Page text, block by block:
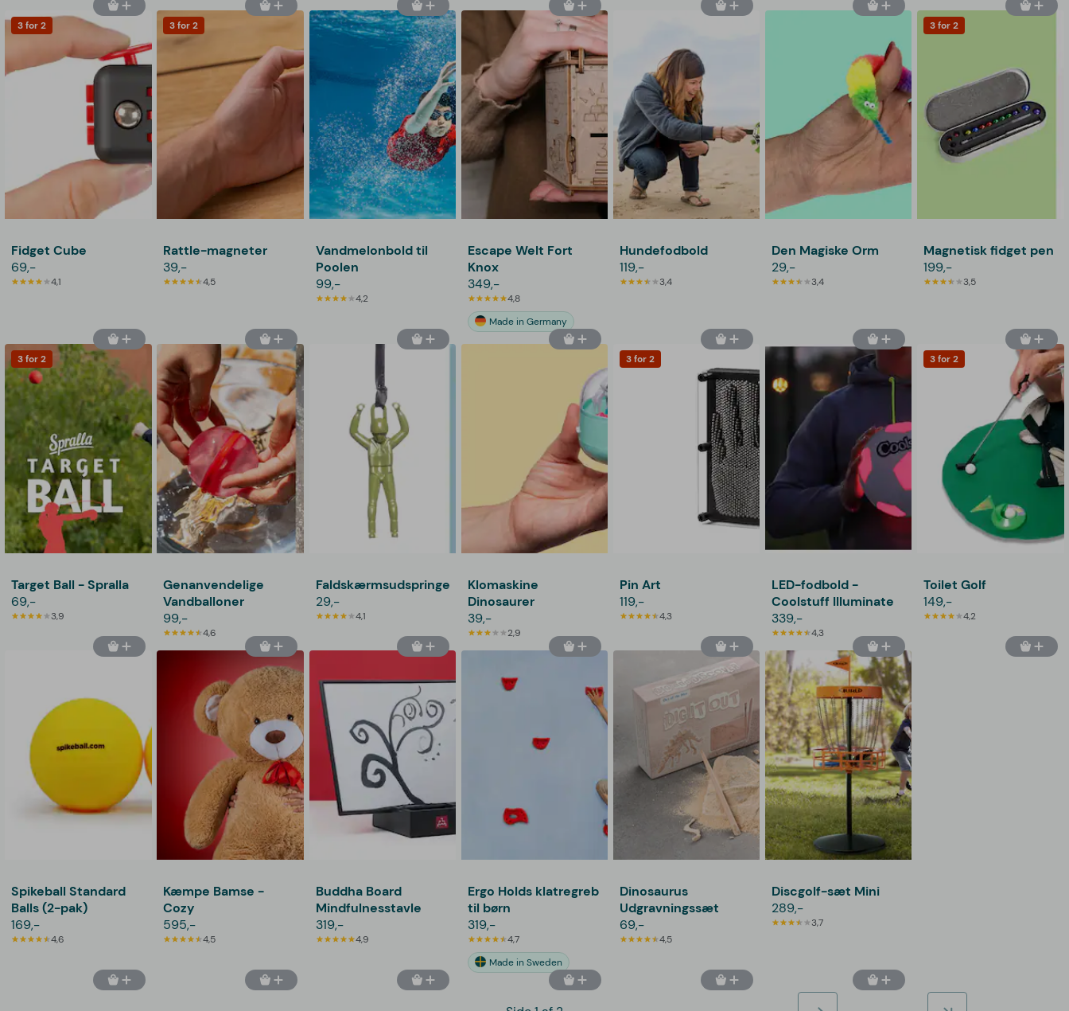
3 for 2
Fidget Cube
69,-
4,1
3 for 2
Rattle-magneter
39,-
4,5
Vandmelonbold til
Poolen
99,-
4,2
Escape Welt Fort
Knox
349,-
4,8
Made in Germany
Hundefodbold
119,-
3,4
Den Magiske Orm
29,-
3,4
3 for 2
Magnetisk fidget pen
199,-
3,5
3 for 2
Target Ball - Spralla
69,-
3,9
Genanvendelige
Vandballoner
99,-
4,6
Faldskærmsudspringer
29,-
4,1
Klomaskine
Dinosaurer
39,-
2,9
3 for 2
Pin Art
119,-
4,3
LED-fodbold -
Coolstuff Illuminate
339,-
4,3
3 for 2
Toilet Golf
149,-
4,2
Spikeball Standard
Balls (2-pak)
169,-
4,6
Kæmpe Bamse -
Cozy
595,-
4,5
Buddha Board
Mindfulnesstavle
319,-
4,9
Ergo Holds klatregreb
til børn
319,-
4,7
Made in Sweden
Dinosaurus
Udgravningssæt
69,-
4,5
Discgolf-sæt Mini
289,-
3,7